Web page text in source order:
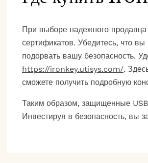
При выборе надежного
сертификатов. Убедитесь, что
подорвать вашу безопасность.
https://ironkey.utisys.com/.
сможете получить подробную
Таким образом, защищенные
Инвестируя в безопасность, вы